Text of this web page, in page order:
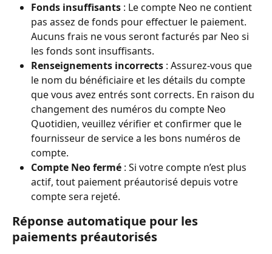
Fonds insuffisants : Le compte Neo ne contient
pas assez de fonds pour effectuer le paiement.
Aucuns frais ne vous seront facturés par Neo si
les fonds sont insuffisants.
Renseignements incorrects : Assurez-vous que
le nom du bénéficiaire et les détails du compte
que vous avez entrés sont corrects. En raison du
changement des numéros du compte Neo
Quotidien, veuillez vérifier et confirmer que le
fournisseur de service a les bons numéros de
compte.
Compte Neo fermé : Si votre compte n’est plus
actif, tout paiement préautorisé depuis votre
compte sera rejeté.
Réponse automatique pour les
paiements préautorisés